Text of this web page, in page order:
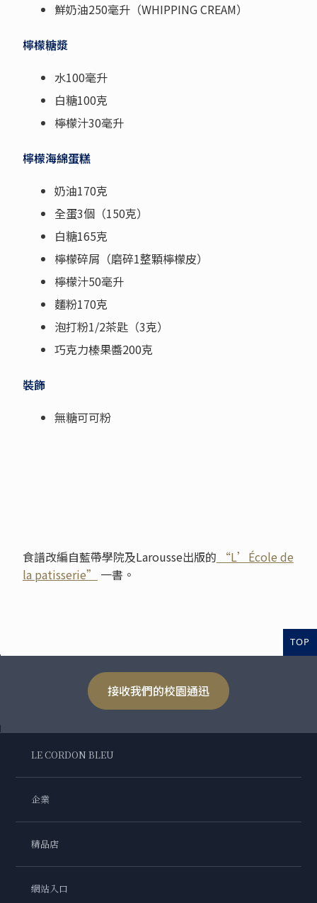
鮮奶油250毫升（WHIPPING CREAM）
檸檬糖漿
水100毫升
白糖100克
檸檬汁30毫升
檸檬海綿蛋糕
奶油170克
全蛋3個（150克）
白糖165克
檸檬碎屑（磨碎1整顆檸檬皮）
檸檬汁50毫升
麵粉170克
泡打粉1/2茶匙（3克）
巧克力榛果醬200克
裝飾
無糖可可粉
食譜改編自藍帶學院及Larousse出版的 “L’École de
la patisserie”
一書。
TOP
接收我們的校園通迅
LE CORDON BLEU
企業
精品店
網站入口